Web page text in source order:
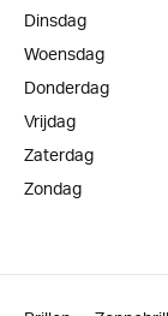
Dinsdag
Woensdag
Donderdag
Vrijdag
Zaterdag
Zondag